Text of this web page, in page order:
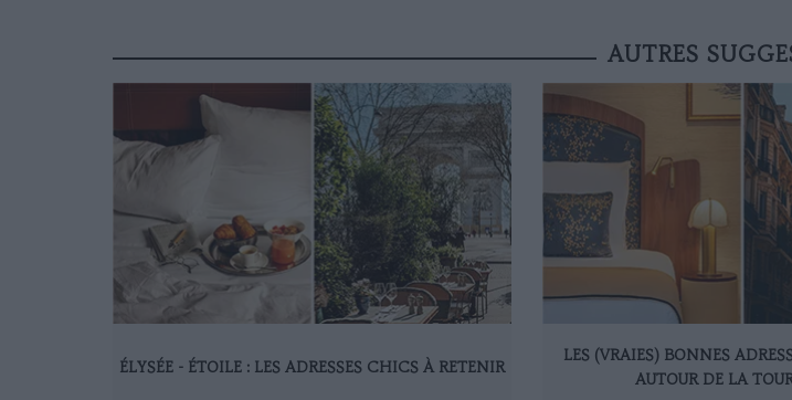
AUTRES
ÉLYSÉE - ÉTOILE : LES ADRESSES CHICS À RETENIR
LES (VRAIES) BONNES
AUTOUR DE LA